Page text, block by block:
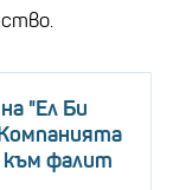
"Ел Би
към фалит